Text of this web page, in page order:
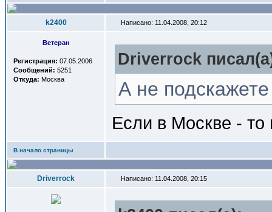
k2400 Написано: 11.04.2008, 20:12
Ветеран
Регистрация: 07.05.2006
Сообщений: 5251
Откуда: Москва
Driverrock
А не подскажете
Если в Москве -
В начало страницы
Driverrock Написано: 11.04.2008, 20:15